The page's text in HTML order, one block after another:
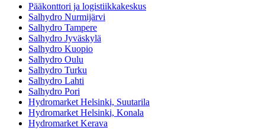
Pääkonttori ja logistiikkakeskus
Salhydro Nurmijärvi
Salhydro Tampere
Salhydro Jyväskylä
Salhydro Kuopio
Salhydro Oulu
Salhydro Turku
Salhydro Lahti
Salhydro Pori
Hydromarket Helsinki, Suutarila
Hydromarket Helsinki, Konala
Hydromarket Kerava